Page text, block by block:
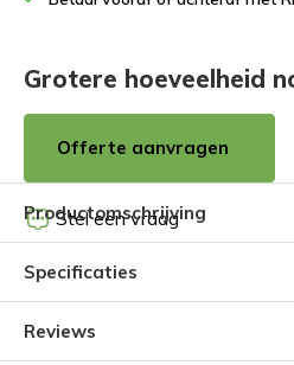
Grotere hoeveelheid
Offerte aanvragen
Stel een vraag
Productomschrijving
Specificaties
Reviews